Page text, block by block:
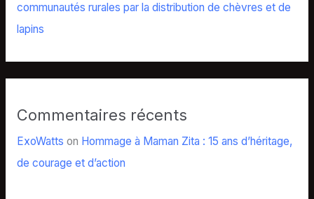
communautés rurales par la distribution de chèvres et de
lapins
Commentaires récents
ExoWatts on Hommage à Maman Zita : 15 ans d’héritage,
de courage et d’action